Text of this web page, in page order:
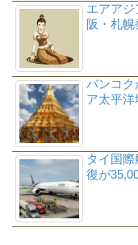
エアア
阪・札幌
バンコク
ア太平洋
タイ国
復が